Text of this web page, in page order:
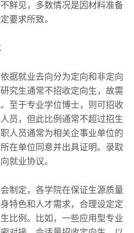
鲜见，多数情况是因材料准备
要求所致。
据就业去向分为定向和非定向
究生通常不招收定向生，故需
至于专业学位博士，则可招收
员，但此比例通常不超过招生
人员通常为相关企事业单位的
在单位同意并出具证明。录取
就业协议。
制定，各学院在保证生源质量
特色和人才需求，合理设定定
比例。比如，一些应用型专业